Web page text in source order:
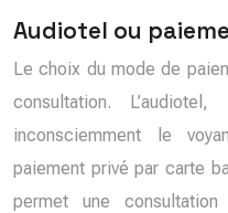
Audiotel ou
Le choix du mode de
consultation.
inconsciemment le
paiement privé par carte
permet une